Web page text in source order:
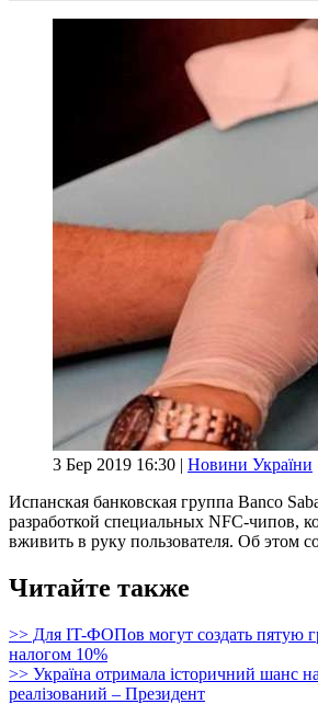
3 Бер 2019 16:30 | Новини України
Испанская банковская группа Banco
разработкой специальных NFC-чипов,
вживить в руку пользователя. Об этом
Читайте также
>> Для IT-ФОПов могут создать пятую
налогом 10%
>> Україна отримала історичний шанс
реалізований – Президент